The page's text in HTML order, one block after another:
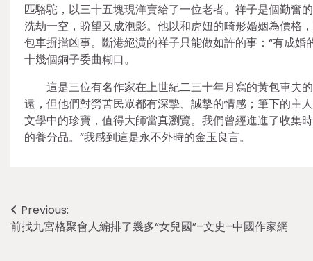
匹駱駝，以三十五塊現洋賣給了一位老者。祥子是個勤奮
洗劫一空，盼望又成泡影。他以和虎妞的畸形婚姻為價格
包車摒擋凶事。斷港絕潢的祥子只能做如許的事：“有成
十幾個銅子委曲糊口。
這是三位有名作家在上世紀二三十年月寫的黃包車夫
遠，但他們對勞苦民眾都有深摯、誠摯的情感；筆下的主
文學中的珍寶，值得大師當真瀏覽。我們曾經進進了收集
的養分品。”我感到這是永不外時的金玉良言。
Post
navigation
Previous:
前找九宮格聚會人編排了幾多“女兒國”–文史–中國作家網